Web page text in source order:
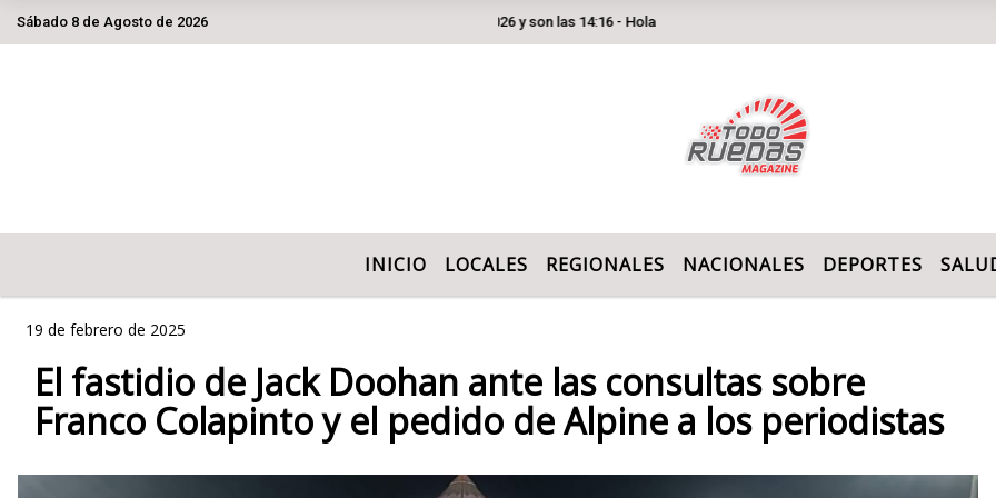
Sábado 8 de Agosto de 2026 Hoy es Sábado 8 de Agosto de 2026 y son las 14:16 - Hola
INICIO LOCALES REGIONALES NACIONALES DEPORTES
19 de febrero de 2025
El fastidio de Jack Doohan ante las consultas sobre
Franco Colapinto y el pedido de Alpine a los periodistas